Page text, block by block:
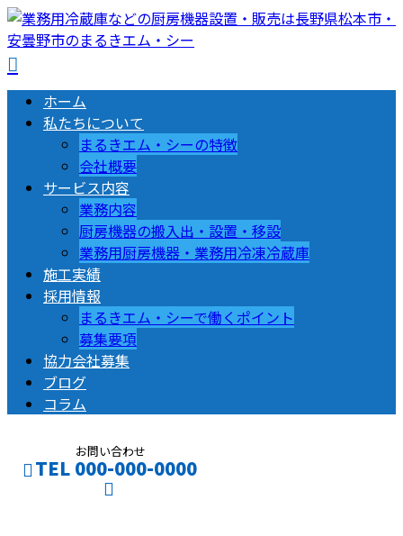
ホーム
私たちについて
まるきエム・シーの特徴
会社概要
サービス内容
業務内容
厨房機器の搬入出・設置・移設
業務用厨房機器・業務用冷凍冷蔵庫
施工実績
採用情報
まるきエム・シーで働くポイント
募集要項
協力会社募集
ブログ
コラム
お問い合わせ
TEL 000-000-0000